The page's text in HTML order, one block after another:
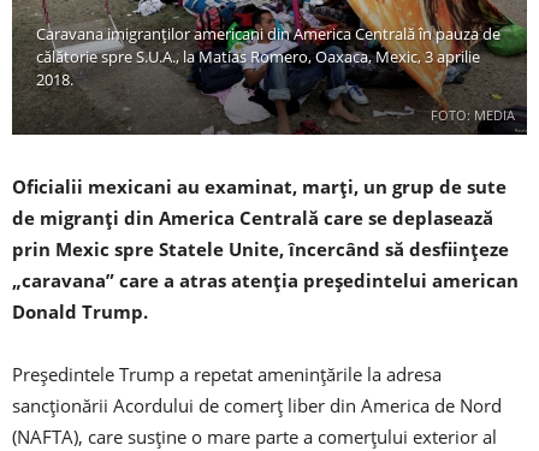
FOTO: MEDIA
Caravana imigranților americani din America Centrală în pauza de
călătorie spre S.U.A., la Matias Romero, Oaxaca, Mexic, 3 aprilie
2018.
Oficialii mexicani au examinat, marți, un grup de sute
de migranți din America Centrală care se deplasează
prin Mexic spre Statele Unite, încercând să desființeze
„caravana” care a atras atenția președintelui american
Donald Trump.
Președintele Trump a repetat amenințările la adresa
sancționării Acordului de comerț liber din America de Nord
(NAFTA), care susține o mare parte a comerțului exterior al